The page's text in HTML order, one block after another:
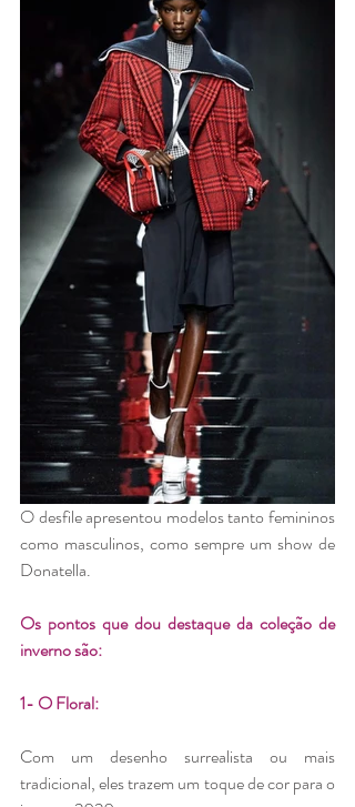
O desfile apresentou modelos tanto femininos
como masculinos, como sempre um show de
Donatella.
Os pontos que dou destaque da coleção de
inverno são:
1- O Floral:
Com um desenho surrealista ou mais
tradicional, eles trazem um toque de cor para o